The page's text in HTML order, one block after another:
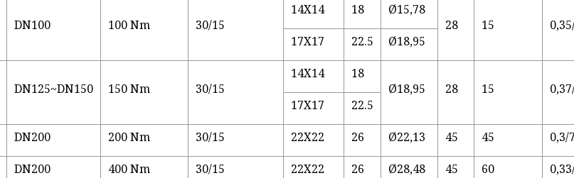
DN100 100 Nm 30/15
14X14 18
Ø15,78
28
15
17X17
22.5 Ø18,95
DN125~DN150 150 Nm 30/15
14X14
18
Ø18,95
28 15
17X17
22.5
DN200 200 Nm 30/15 22X22 26 Ø22,13 45 45 0,3/
DN200 400 Nm 30/15 22X22 26 Ø28,48 45 60